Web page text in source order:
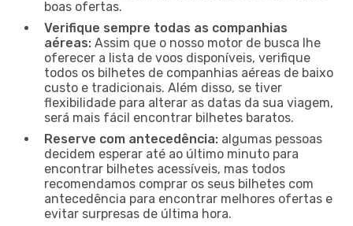
boas ofertas.
Verifique sempre todas as companhias
aéreas: Assim que o nosso motor de busca lhe
oferecer a lista de voos disponíveis, verifique
todos os bilhetes de companhias aéreas de baixo
custo e tradicionais. Além disso, se tiver
flexibilidade para alterar as datas da sua viagem,
será mais fácil encontrar bilhetes baratos.
Reserve com antecedência: algumas pessoas
decidem esperar até ao último minuto para
encontrar bilhetes acessíveis, mas todos
recomendamos comprar os seus bilhetes com
antecedência para encontrar melhores ofertas e
evitar surpresas de última hora.